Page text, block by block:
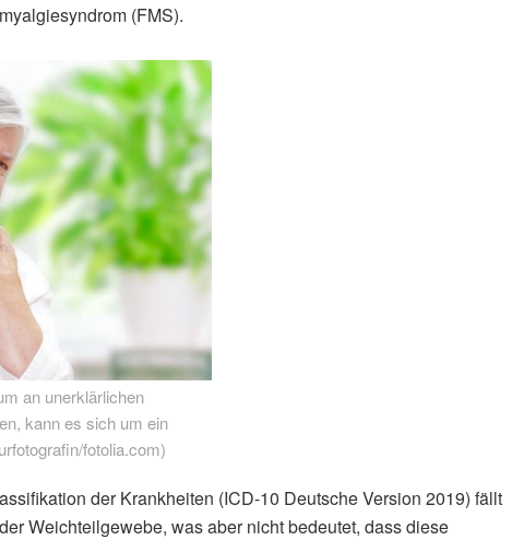
(FMS).
an unerklärlichen
kann es sich um ein
fotolia.com)
der Krankheiten (ICD-10 Deutsche Version 2019) fällt
Weichteilgewebe, was aber nicht bedeutet, dass diese